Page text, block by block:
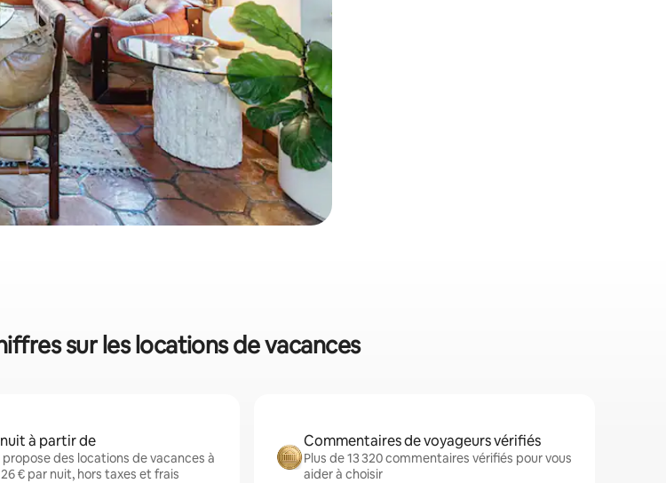
sur les locations de vacances
à partir de
des locations de vacances à
€ par nuit, hors taxes et frais
Commentaires de voyageurs vérifiés
Plus de 13 320 commentaires vérifiés pour vous
aider à choisir